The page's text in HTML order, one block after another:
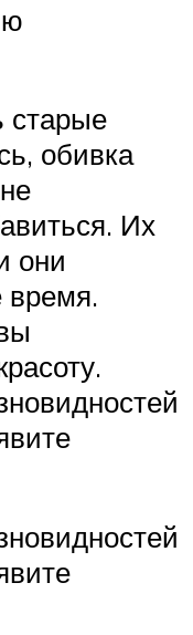
старые
обивка
Их
они
время.